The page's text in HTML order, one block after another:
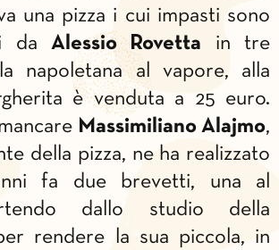
una pizza i cui impasti sono
da Alessio Rovetta in tre
napoletana al vapore, alla
è venduta a 25 euro.
Massimiliano Alajmo,
della pizza, ne ha realizzato
fa due brevetti, una al
dallo studio della
rendere la sua piccola, in